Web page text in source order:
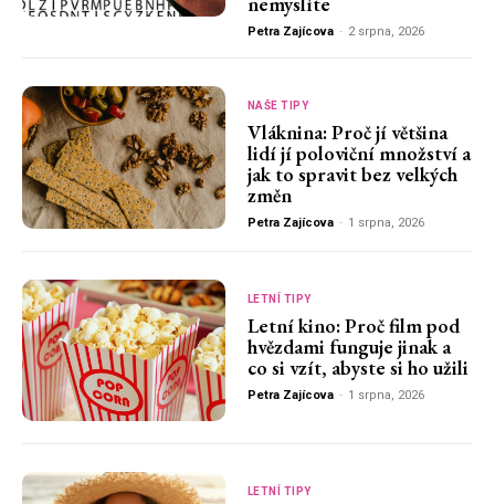
Petra Zajícova - 2 srpna, 2026
NAŠE TIPY
Vláknina: Proč jí většina
lidí jí poloviční množství a
jak to spravit bez velkých
změn
Petra Zajícova - 1 srpna, 2026
LETNÍ TIPY
Letní kino: Proč film pod
hvězdami funguje jinak a
co si vzít, abyste si ho užili
Petra Zajícova - 1 srpna, 2026
LETNÍ TIPY